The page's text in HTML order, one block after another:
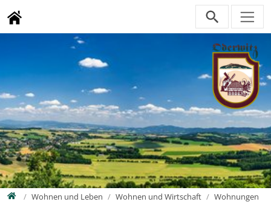
HomeWohnen und Leben Wohnen und Wirtschaft Wohnungen